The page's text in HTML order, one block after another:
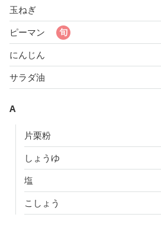
玉ねぎ
ピーマン
にんじん
サラダ油
A
片栗粉
しょうゆ
塩
こしょう